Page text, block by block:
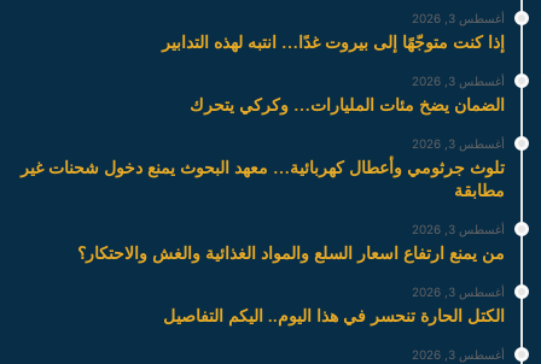
أغسطس 3, 2026
إذا كنت متوجّهًا إلى بيروت غدًا… انتبه لهذه التدابير
أغسطس 3, 2026
الضمان يضخ مئات المليارات… وكركي يتحرك
أغسطس 3, 2026
تلوث جرثومي وأعطال كهربائية… معهد البحوث يمنع دخول شحنات غير
مطابقة
أغسطس 3, 2026
من يمنع ارتفاع اسعار السلع والمواد الغذائية والغش والاحتكار؟
أغسطس 3, 2026
الكتل الحارة تنحسر في هذا اليوم.. اليكم التفاصيل
أغسطس 3, 2026